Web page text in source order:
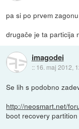
pa si po prvem
drugače je ta particija
imagodei
:: 16. maj 2012,
Se lih s podobno
http://neosmart.net/
boot recovery